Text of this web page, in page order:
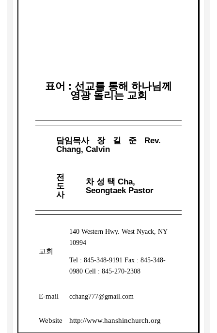
표어 : 선교를 통해 하나님께
영광 돌리는 교회
담임목사 장 길 준 Rev.
Chang, Calvin
전
도
사
차 성 택 Cha,
Seongtaek Pastor
교회
140 Western Hwy. West Nyack, NY
10994
Tel : 845-348-9191 Fax : 845-348-
0980 Cell : 845-270-2308
E-mail cchang777@gmail.com
Website http://www.hanshinchurch.org